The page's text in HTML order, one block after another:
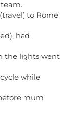
to Rome
had
the lights went
while
mum